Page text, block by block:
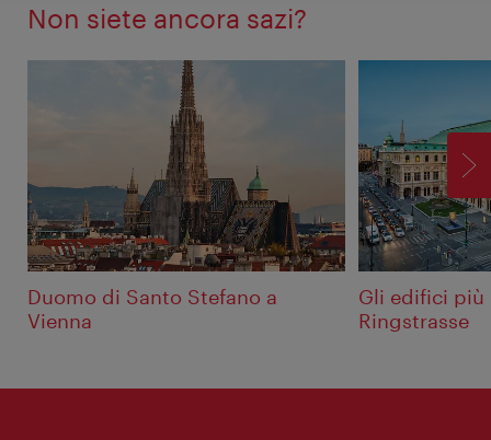
Non siete ancora sazi?
Duomo di Santo Stefano a
Vienna
Gli edifici
Ringstrasse